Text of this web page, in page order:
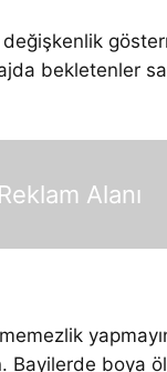
bekletenler
Reklam Alanı
Bayilerde boya